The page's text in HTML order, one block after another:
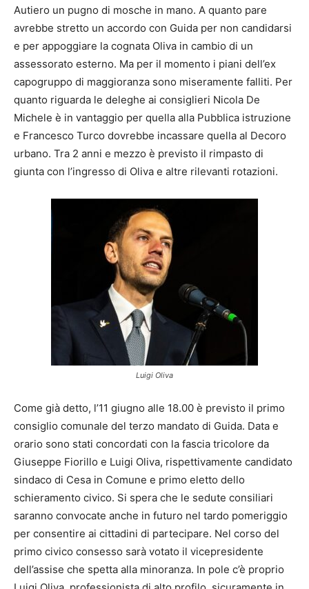
Autiero un pugno di mosche in mano. A quanto pare
avrebbe stretto un accordo con Guida per non candidarsi
e per appoggiare la cognata Oliva in cambio di un
assessorato esterno. Ma per il momento i piani dell’ex
capogruppo di maggioranza sono miseramente falliti. Per
quanto riguarda le deleghe ai consiglieri Nicola De
Michele è in vantaggio per quella alla Pubblica istruzione
e Francesco Turco dovrebbe incassare quella al Decoro
urbano. Tra 2 anni e mezzo è previsto il rimpasto di
giunta con l’ingresso di Oliva e altre rilevanti rotazioni.
Luigi Oliva
Come già detto, l’11 giugno alle 18.00 è previsto il primo
consiglio comunale del terzo mandato di Guida. Data e
orario sono stati concordati con la fascia tricolore da
Giuseppe Fiorillo e Luigi Oliva, rispettivamente candidato
sindaco di Cesa in Comune e primo eletto dello
schieramento civico. Si spera che le sedute consiliari
saranno convocate anche in futuro nel tardo pomeriggio
per consentire ai cittadini di partecipare. Nel corso del
primo civico consesso sarà votato il vicepresidente
dell’assise che spetta alla minoranza. In pole c’è proprio